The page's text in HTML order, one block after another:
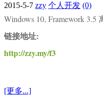
2015-5-7 zzy 个人开发 (0)
Windows 10, Framework
链接地址:
http://zzy.my/f3
[更多...]